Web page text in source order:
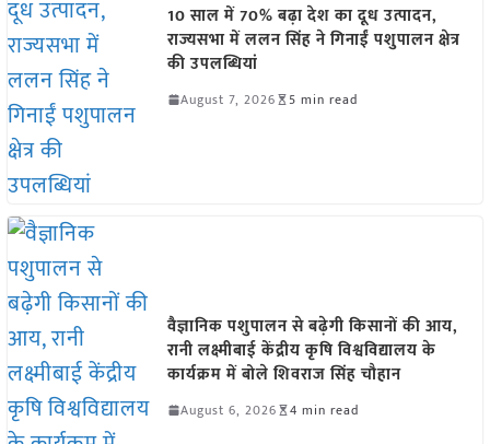
10 साल में 70% बढ़ा देश का दूध उत्पादन,
राज्यसभा में ललन सिंह ने गिनाईं पशुपालन क्षेत्र
की उपलब्धियां
August 7, 2026 5 min read
वैज्ञानिक पशुपालन से बढ़ेगी किसानों की आय,
रानी लक्ष्मीबाई केंद्रीय कृषि विश्वविद्यालय के
कार्यक्रम में बोले शिवराज सिंह चौहान
August 6, 2026 4 min read